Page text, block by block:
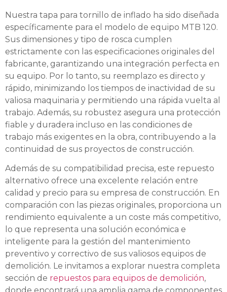
Nuestra tapa para tornillo de inflado ha sido diseñada
específicamente para el modelo de equipo MTB 120.
Sus dimensiones y tipo de rosca cumplen
estrictamente con las especificaciones originales del
fabricante, garantizando una integración perfecta en
su equipo. Por lo tanto, su reemplazo es directo y
rápido, minimizando los tiempos de inactividad de su
valiosa maquinaria y permitiendo una rápida vuelta al
trabajo. Además, su robustez asegura una protección
fiable y duradera incluso en las condiciones de
trabajo más exigentes en la obra, contribuyendo a la
continuidad de sus proyectos de construcción.
Además de su compatibilidad precisa, este repuesto
alternativo ofrece una excelente relación entre
calidad y precio para su empresa de construcción. En
comparación con las piezas originales, proporciona un
rendimiento equivalente a un coste más competitivo,
lo que representa una solución económica e
inteligente para la gestión del mantenimiento
preventivo y correctivo de sus valiosos equipos de
demolición. Le invitamos a explorar nuestra completa
sección de repuestos para equipos de demolición,